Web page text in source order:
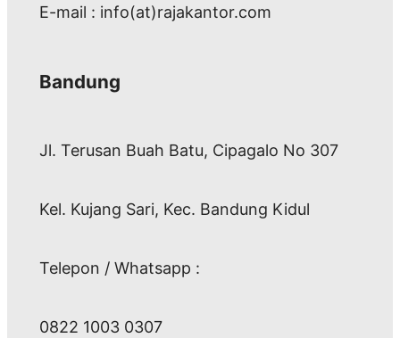
E-mail : info(at)rajakantor.com
Bandung
Jl. Terusan Buah Batu, Cipagalo No 307
Kel. Kujang Sari, Kec. Bandung Kidul
Telepon / Whatsapp :
0822 1003 0307